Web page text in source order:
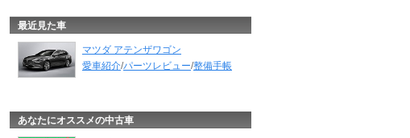
最近見た車
マツダ アテンザワゴン
愛車紹介/パーツレビュー/整備手帳
あなたにオススメの中古車